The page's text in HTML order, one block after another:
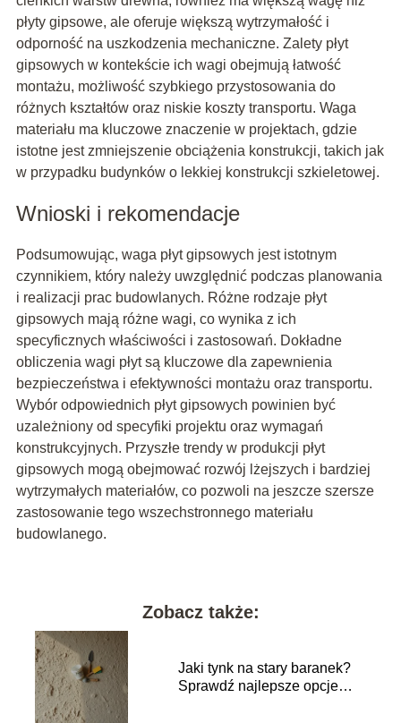
płyty gipsowe, ale oferuje większą wytrzymałość i
odporność na uszkodzenia mechaniczne. Zalety płyt
gipsowych w kontekście ich wagi obejmują łatwość
montażu, możliwość szybkiego przystosowania do
różnych kształtów oraz niskie koszty transportu. Waga
materiału ma kluczowe znaczenie w projektach, gdzie
istotne jest zmniejszenie obciążenia konstrukcji, takich jak
w przypadku budynków o lekkiej konstrukcji szkieletowej.
Wnioski i rekomendacje
Podsumowując, waga płyt gipsowych jest istotnym
czynnikiem, który należy uwzględnić podczas planowania
i realizacji prac budowlanych. Różne rodzaje płyt
gipsowych mają różne wagi, co wynika z ich
specyficznych właściwości i zastosowań. Dokładne
obliczenia wagi płyt są kluczowe dla zapewnienia
bezpieczeństwa i efektywności montażu oraz transportu.
Wybór odpowiednich płyt gipsowych powinien być
uzależniony od specyfiki projektu oraz wymagań
konstrukcyjnych. Przyszłe trendy w produkcji płyt
gipsowych mogą obejmować rozwój lżejszych i bardziej
wytrzymałych materiałów, co pozwoli na jeszcze szersze
zastosowanie tego wszechstronnego materiału
budowlanego.
Zobacz także:
Jaki tynk na stary baranek?
Sprawdź najlepsze opcje